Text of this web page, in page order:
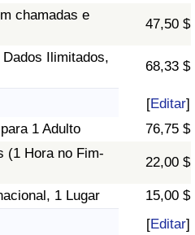
chamadas e
47,50 $
Ilimitados,
68,33 $
[Editar]
1 Adulto
76,75 $
(1 Hora no Fim-
22,00 $
1 Lugar 15,00 $
[Editar]